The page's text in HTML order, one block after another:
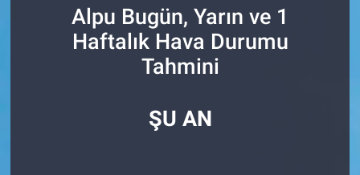
Alpu Bugün, Yarın ve 1
Haftalık Hava Durumu
Tahmini
ŞU AN
SPOR
DÜNYA
Tüm Manşetler
Son Dakika Haberleri